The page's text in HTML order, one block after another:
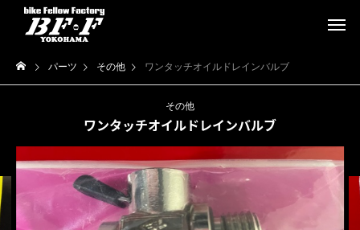
パーツ その他 ワンタッチオイルドレインバルブ
その他
ワンタッチオイルドレインバルブ